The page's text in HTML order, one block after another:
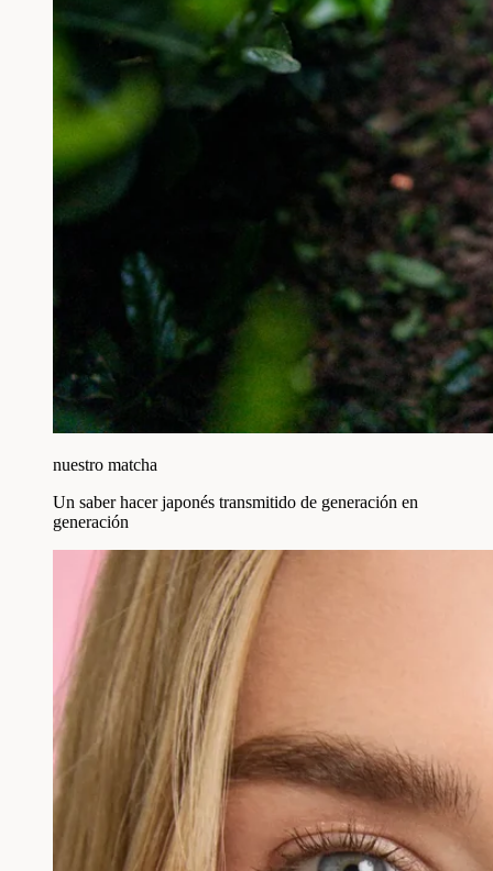
nuestro matcha
Un saber hacer japonés transmitido de generación en
generación